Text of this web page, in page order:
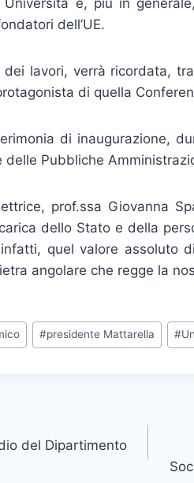
e, più in
dell’UE.
dei lavori, verrà ricordata,
di quella
di inaugurazione,
delle Pubbliche
prof.ssa Giovanna
dello Stato e della
quel valore assoluto
angolare che regge la
#presidente Mattarella #
del Dipartimento